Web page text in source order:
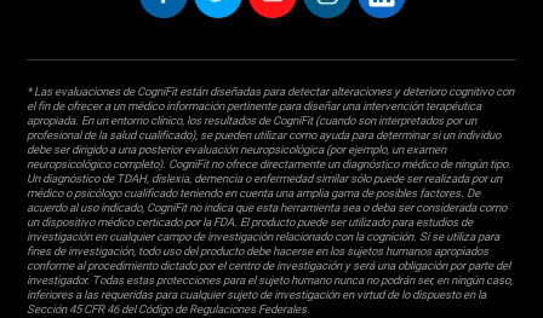
* Las evaluaciones de CogniFit están diseñadas para detectar alteraciones y deterioro cognitivo con
el fin de ofrecer a un médico información pertinente para diseñar una intervención terapéutica
apropiada. En un entorno clínico, los resultados de CogniFit (cuando son interpretados por un
profesional de la salud cualificado), se pueden utilizar como ayuda para determinar si un individuo
debe ser dirigido a una posterior evaluación neuropsicológica (por ejemplo, un examen
neuropsicológico completo). CogniFit no ofrece directamente un diagnóstico médico de ningún tipo.
Un diagnóstico de TDAH, dislexia, demencia o enfermedad similar sólo puede ser realizada por un
médico o psicólogo cualificado teniendo en cuenta una amplia gama de posibles factores. De
acuerdo al uso indicado, CogniFit no indica que esta herramienta sea o deba ser considerada como
un dispositivo médico certicado por la FDA. El producto puede ser utilizado para estudios de
investigación en cualquier campo de investigación relacionado con la cognición. Si se utiliza para
fines de investigación, todo uso del producto debe hacerse en los sujetos humanos apropiados
conforme al procedimiento dictado por el centro de investigación y será una obligación por parte del
investigador. Todas estas protecciones para el sujeto humano nunca no podrán ser, en ningún caso,
inferiores a las requeridas para cualquier sujeto de investigación en virtud de lo dispuesto en la
Sección 45 CFR 46 del Código de Regulaciones Federales.